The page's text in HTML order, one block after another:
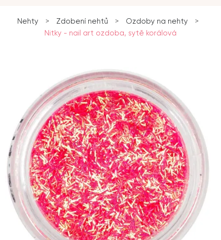
Nehty > Zdobení nehtů > Ozdoby na nehty
>
Nitky - nail art ozdoba, sytě korálová